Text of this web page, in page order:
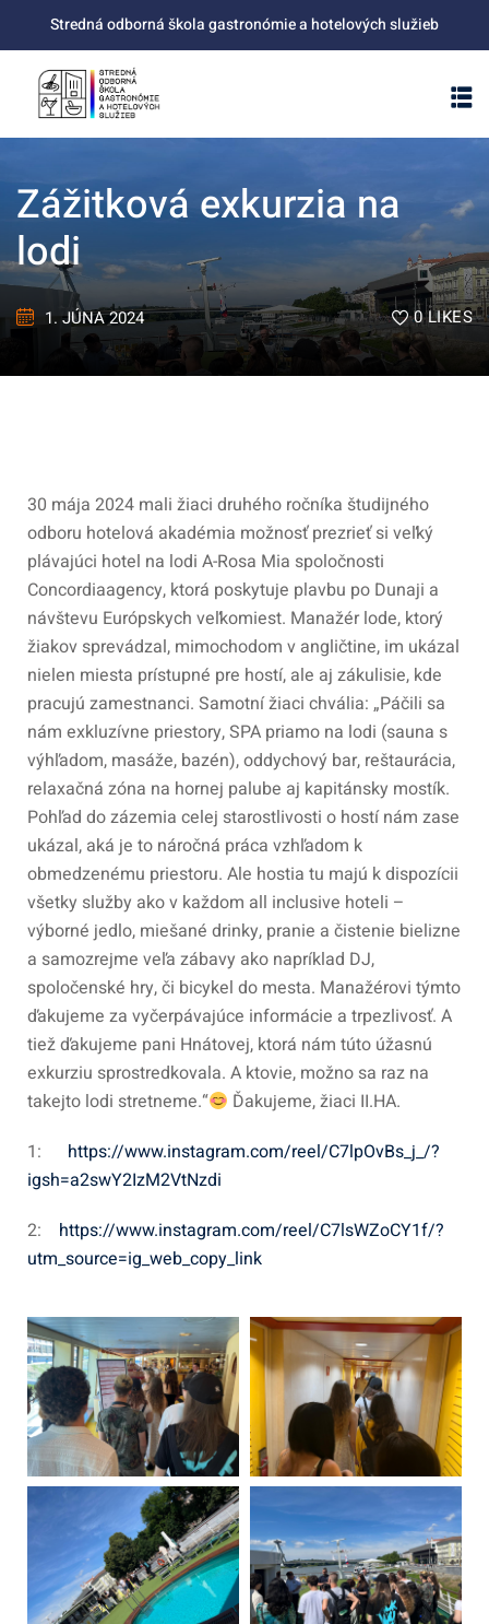
Stredná odborná škola gastronómie a hotelových služieb
Zážitková exkurzia na
lodi
1. JÚNA 2024 0LIKES
30 mája 2024 mali žiaci druhého ročníka študijného
odboru hotelová akadémia možnosť prezrieť si veľký
plávajúci hotel na lodi A-Rosa Mia spoločnosti
Concordiaagency, ktorá poskytuje plavbu po Dunaji a
návštevu Európskych veľkomiest. Manažér lode, ktorý
žiakov sprevádzal, mimochodom v angličtine, im ukázal
nielen miesta prístupné pre hostí, ale aj zákulisie, kde
pracujú zamestnanci. Samotní žiaci chvália: „Páčili sa
nám exkluzívne priestory, SPA priamo na lodi (sauna s
výhľadom, masáže, bazén), oddychový bar, reštaurácia,
relaxačná zóna na hornej palube aj kapitánsky mostík.
Pohľad do zázemia celej starostlivosti o hostí nám zase
ukázal, aká je to náročná práca vzhľadom k
obmedzenému priestoru. Ale hostia tu majú k dispozícii
všetky služby ako v každom all inclusive hoteli –
výborné jedlo, miešané drinky, pranie a čistenie bielizne
a samozrejme veľa zábavy ako napríklad DJ,
spoločenské hry, či bicykel do mesta. Manažérovi týmto
ďakujeme za vyčerpávajúce informácie a trpezlivosť. A
tiež ďakujeme pani Hnátovej, ktorá nám túto úžasnú
exkurziu sprostredkovala. A ktovie, možno sa raz na
takejto lodi stretneme.“
Ďakujeme, žiaci II.HA.
1: https://www.instagram.com/reel/C7lpOvBs_j_/?
igsh=a2swY2IzM2VtNzdi
2: https://www.instagram.com/reel/C7lsWZoCY1f/?
utm_source=ig_web_copy_link